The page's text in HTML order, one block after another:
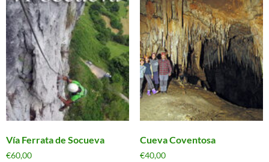
Vía Ferrata de Socueva
€60,00
Cueva Coventosa
€40,00